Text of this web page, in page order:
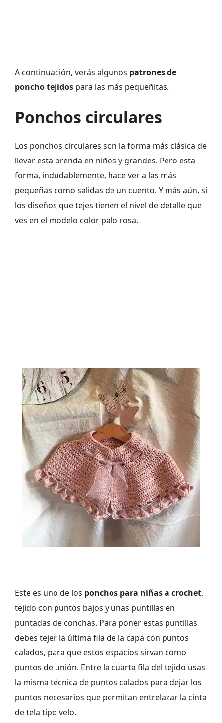
A continuación, verás algunos patrones de
poncho tejidos para las más pequeñitas.
Ponchos circulares
Los ponchos circulares son la forma más clásica de
llevar esta prenda en niños y grandes. Pero esta
forma, indudablemente, hace ver a las más
pequeñas como salidas de un cuento. Y más aún, si
los diseños que tejes tienen el nivel de detalle que
ves en el modelo color palo rosa.
Este es uno de los ponchos para niñas a crochet,
tejido con puntos bajos y unas puntillas en
puntadas de conchas. Para poner estas puntillas
debes tejer la última fila de la capa con puntos
calados, para que estos espacios sirvan como
puntos de unión. Entre la cuarta fila del tejido usas
la misma técnica de puntos calados para dejar los
puntos necesarios que permitan entrelazar la cinta
de tela tipo velo.